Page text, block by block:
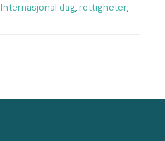
Internasjonal dag,rettigheter,